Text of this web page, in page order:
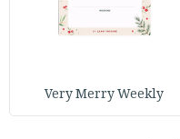
Very Merry Weekly